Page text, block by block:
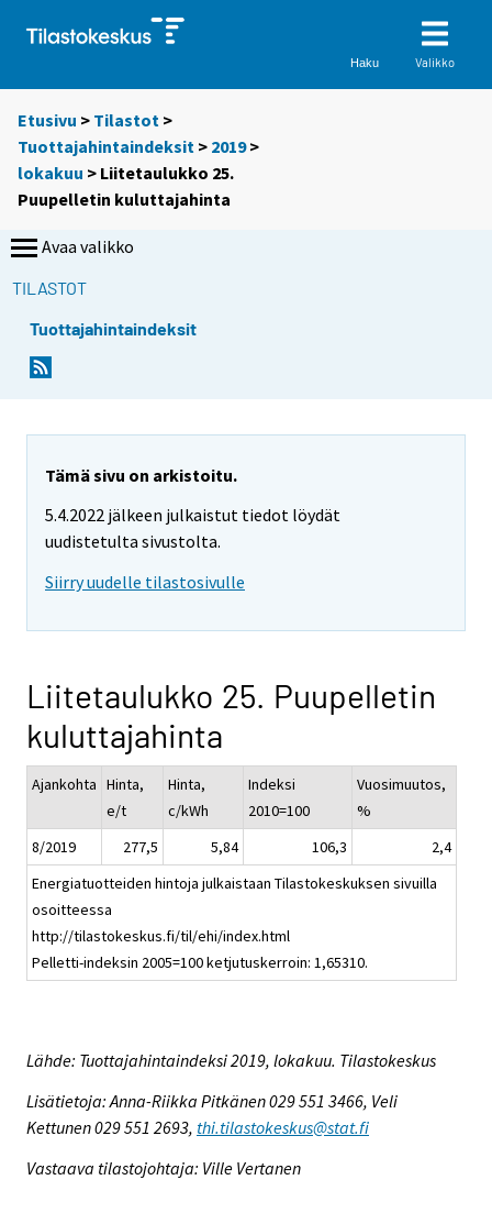
Haku Valikko
Etusivu > Tilastot >
Tuottajahintaindeksit > 2019>
lokakuu > Liitetaulukko 25.
Puupelletin kuluttajahinta
Avaa valikko
TILASTOT
Tuottajahintaindeksit
Tämä sivu on arkistoitu.
5.4.2022 jälkeen julkaistut tiedot löydät
uudistetulta sivustolta.
Siirry uudelle tilastosivulle
Liitetaulukko 25. Puupelletin
kuluttajahinta
Ajankohta Hinta,
e/t
Hinta,
c/kWh
Indeksi
2010=100
Vuosimuutos,
%
8/2019
277,5 5,84 106,3
2,4
Energiatuotteiden hintoja julkaistaan Tilastokeskuksen sivuilla
osoitteessa
http://tilastokeskus.fi/til/ehi/index.html
Pelletti-indeksin 2005=100 ketjutuskerroin: 1,65310.
Lähde: Tuottajahintaindeksi 2019, lokakuu. Tilastokeskus
Lisätietoja: Anna-Riikka Pitkänen 029 551 3466, Veli
Kettunen 029 551 2693, thi.tilastokeskus@stat.fi
Vastaava tilastojohtaja: Ville Vertanen